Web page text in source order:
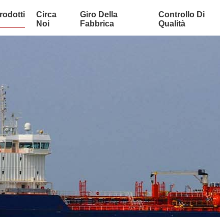
Circa
Noi
Giro Della
Fabbrica
Controllo Di
Qualità